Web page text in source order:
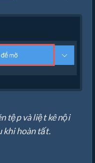
tệp và liệt kê nội
khi hoàn tất.